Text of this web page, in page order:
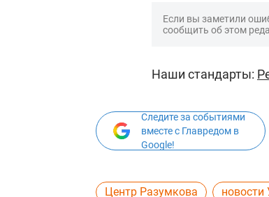
Если вы заметили
сообщить об этом
Наши стандарты:
Следите за событиями
вместе с Главредом в
Google!
Центр Разумкова новости